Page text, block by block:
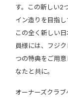
す。この新しい2
イン造りを目指し
この全く新しい
員様には、フジ
つの特典をご用
なたと共に。
オーナーズクラブ